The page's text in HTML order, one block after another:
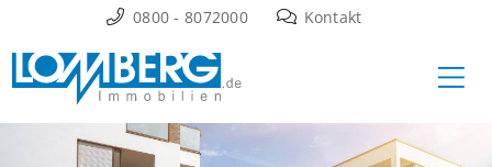
Inhalt
springen
0800 - 8072000 Kontakt